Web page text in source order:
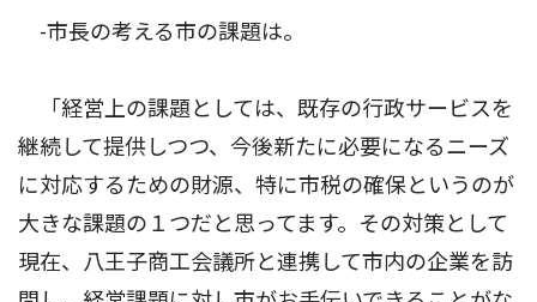
-市長の考える市の課題は。
「経営上の課題としては、既存の行政サービスを
継続して提供しつつ、今後新たに必要になるニーズ
に対応するための財源、特に市税の確保というのが
大きな課題の１つだと思ってます。その対策として
現在、八王子商工会議所と連携して市内の企業を訪